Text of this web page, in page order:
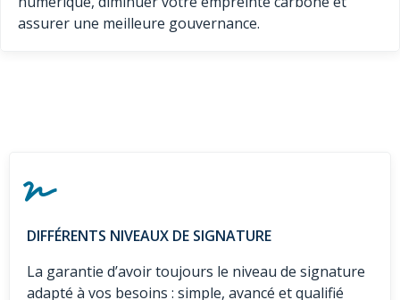
assurer une meilleure gouvernance.
DIFFÉRENTS NIVEAUX DE SIGNATURE
La garantie d’avoir toujours le niveau de signature
adapté à vos besoins : simple, avancé et qualifié